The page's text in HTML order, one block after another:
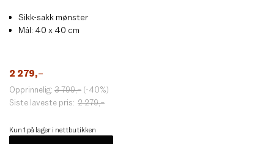
Sikk-sakk mønster
Mål: 40 x 40 cm
2 279,–
Opprinnelig: 3 799,– (-40%)
Siste laveste pris: 2 279,–
Kun 1 på lager i nettbutikken